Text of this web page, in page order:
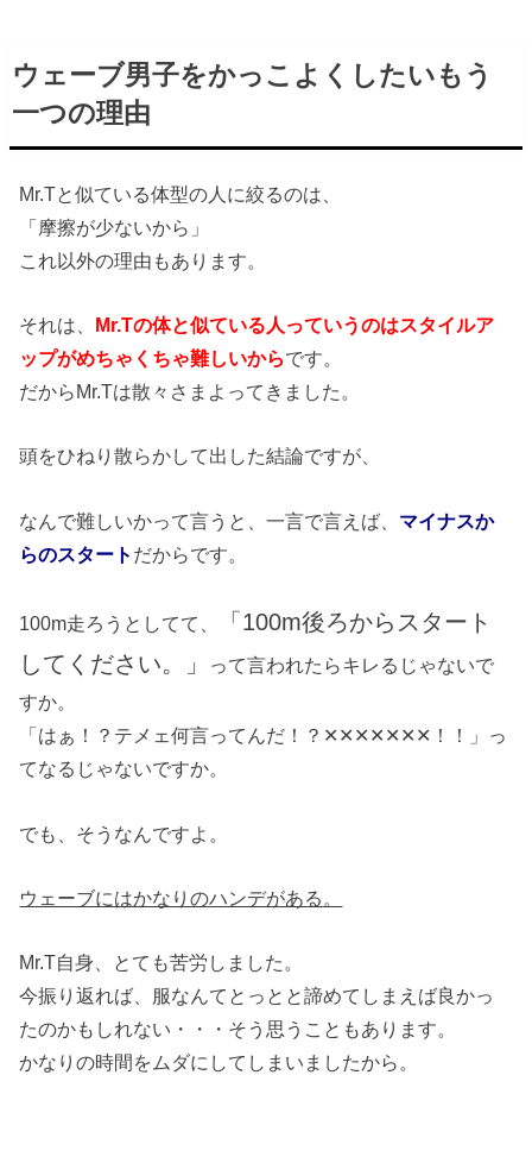
ウェーブ男子をかっこよくしたいもう
一つの理由
Mr.Tと似ている体型の人に絞るのは、
「摩擦が少ないから」
これ以外の理由もあります。
それは、 Mr.Tの体と似ている人っていうのはスタイルア
ップがめちゃくちゃ難しいからです。
だからMr.Tは散々さまよってきました。
頭をひねり散らかして出した結論ですが、
なんで難しいかって言うと、一言で言えば、 マイナスか
らのスタート だからです。
100m走ろうとしてて、
「100m後ろからスタート
してください。」
って言われたらキレるじゃないで
すか。
「はぁ！？テメェ何言ってんだ！？✕✕✕✕✕✕✕！！」っ
てなるじゃないですか。
でも、そうなんですよ。
ウェーブにはかなりのハンデがある。
Mr.T自身、とても苦労しました。
今振り返れば、服なんてとっとと諦めてしまえば良かっ
たのかもしれない・・・そう思うこともあります。
かなりの時間をムダにしてしまいましたから。